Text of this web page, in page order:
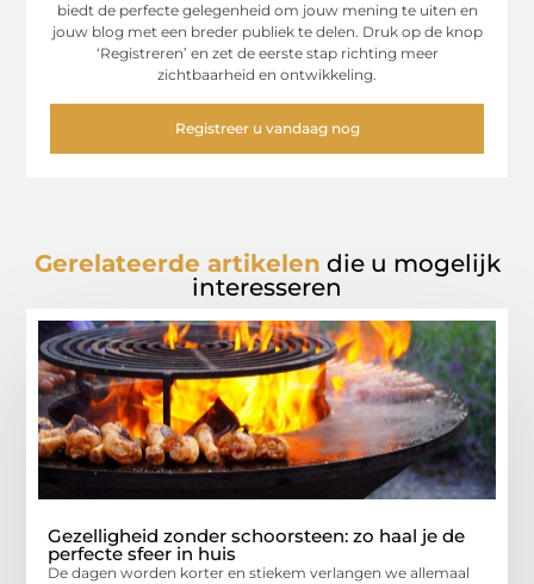
biedt de perfecte gelegenheid om jouw mening te uiten en
jouw blog met een breder publiek te delen. Druk op de knop
‘Registreren’ en zet de eerste stap richting meer
zichtbaarheid en ontwikkeling.
Registreer u vandaag nog
Gerelateerde artikelen die u mogelijk
interesseren
Gezelligheid zonder schoorsteen: zo haal je de
perfecte sfeer in huis
De dagen worden korter en stiekem verlangen we allemaal